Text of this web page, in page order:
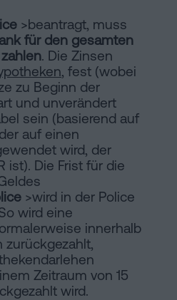
>beantragt, muss
für den gesamten
. Die Zinsen
, fest (wobei
zu Beginn der
und unverändert
sein (basierend auf
auf einen
wird, der
ist). Die Frist für die
>wird in der Police
wird eine
innerhalb
zurückgezahlt,
Zeitraum von 15
wird.